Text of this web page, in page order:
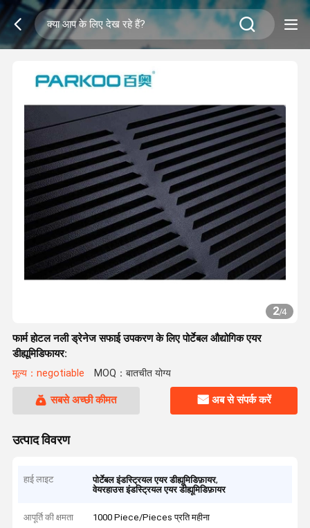
2/4
फार्म होटल नली ड्रेनेज सफाई उपकरण के लिए पोर्टेबल औद्योगिक एयर
डीह्यूमिडिफायर:
मूल्य：negotiable MOQ：बातचीत योग्य
सबसे अच्छी कीमत अब से संपर्क करें
उत्पाद विवरण
हाई लाइट पोर्टेबल इंडस्ट्रियल एयर डीह्यूमिडिफ़ायर,
वेयरहाउस इंडस्ट्रियल एयर डीह्यूमिडिफ़ायर
आपूर्ति की क्षमता 1000 Piece/Pieces प्रति महीना